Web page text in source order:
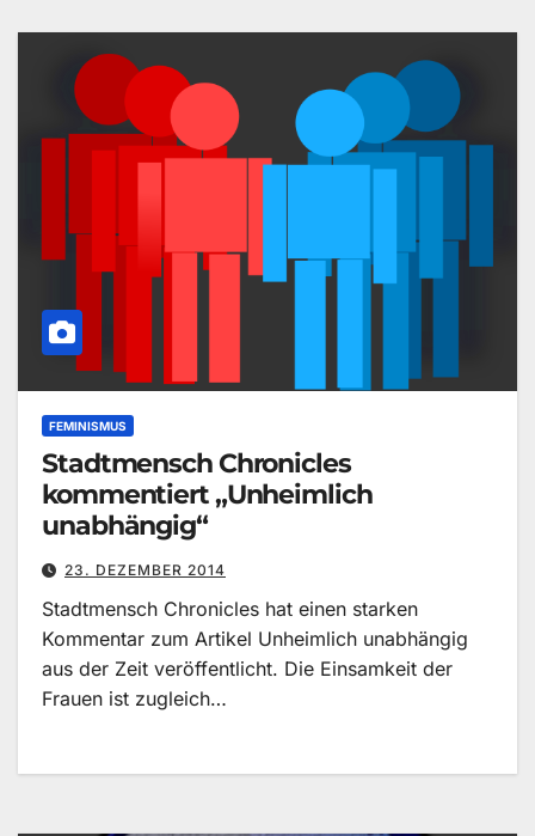
FEMINISMUS
Stadtmensch Chronicles
kommentiert „Unheimlich
unabhängig“
23. DEZEMBER 2014
Stadtmensch Chronicles hat einen starken
Kommentar zum Artikel Unheimlich unabhängig
aus der Zeit veröffentlicht. Die Einsamkeit der
Frauen ist zugleich…